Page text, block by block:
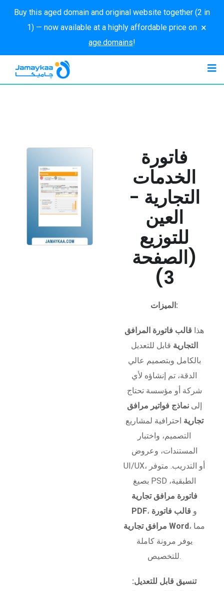
Buy this aged domain and original website together (2 in
1) — now available at a highly affordable price on
age.domains!
×
فاتورة
الخدمات
التجارية -
العين
للتوزيع
(الصفحة
3)
الميزات:
هذا قالب فاتورة المرافق
التجارية قابل للتعديل
بالكامل وبتصميم عالي
الدقة، تم إنشاؤه لأي
شركة أو مؤسسة تحتاج
إلىنماذج فواتير مرافق
تجارية احترافية لمشاريع
التصميم، واختبار
المستندات، وعروض
UI/UX، أو التدريب. متوفر
بصيغ PSD الطبقية،
فاتورة مرافق تجارية
PDF
، و قالب فاتورة
مرافق تجارية Word، مما
يوفر مرونة كاملة
للتخصيص.
تنسيق قابل للتعديل: